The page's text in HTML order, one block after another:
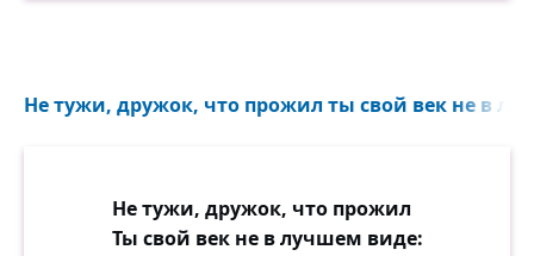
Не тужи, дружок, что прожил ты свой век не в
Не тужи, дружок, что прожил
Ты свой век не в лучшем виде: